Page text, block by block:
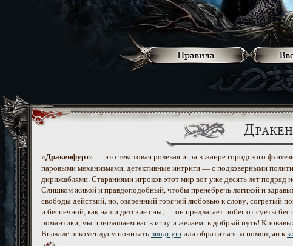
«Дракенфурт» — это текстовая ролевая игра в жанре городского
паровыми механизмами, детективные интриги — с подковерными
дирижаблями. Стараниями игроков этот мир вот уже десять лет
Слишком живой и правдоподобный, чтобы пренебречь логикой и
свободы действий, но, озаренный горячей любовью к слову, согретый
и беспечной, как наши детские сны, — он предлагает побег от суеты
романтики, мы приглашаем вас в игру и желаем: в добрый путь!
Вначале рекомендуем почитатьвводнуюили обратиться за помощью к